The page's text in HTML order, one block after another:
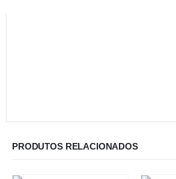
PRODUTOS RELACIONADOS